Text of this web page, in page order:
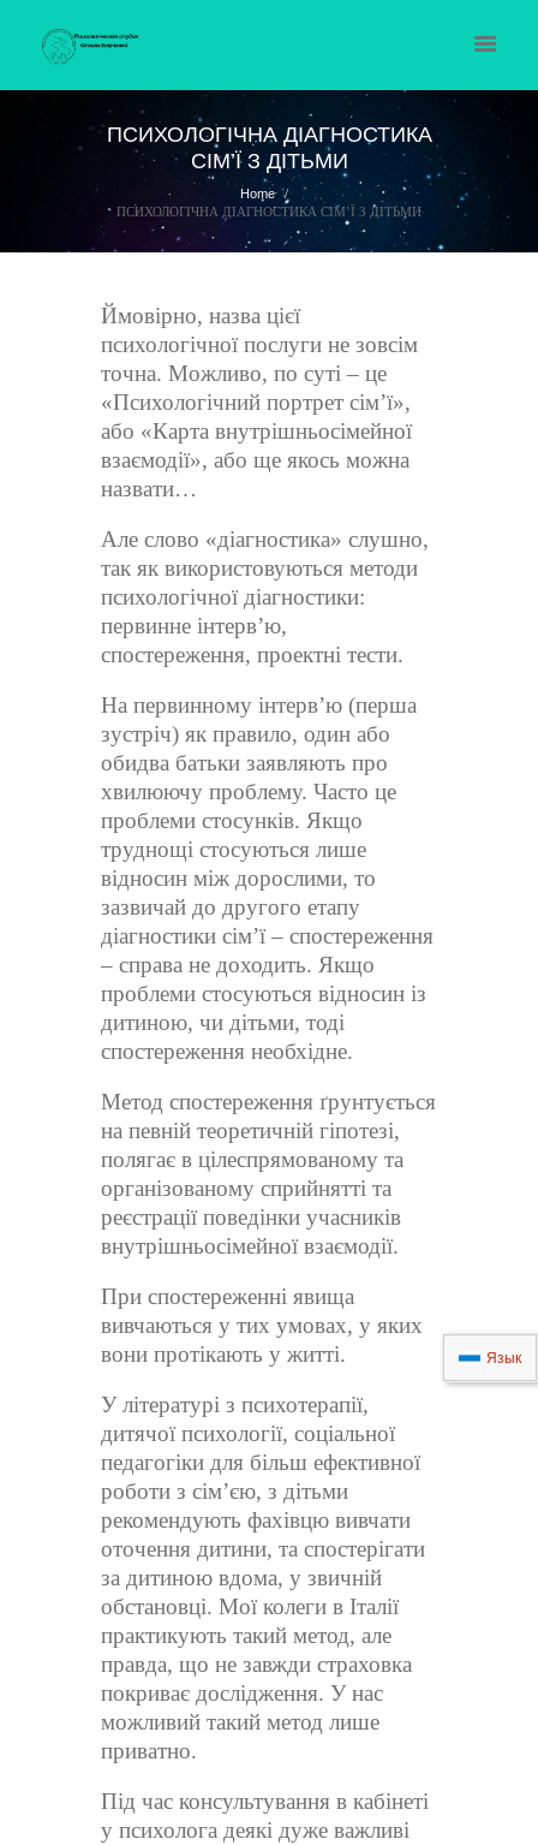
ПСИХОЛОГІЧНА ДІАГНОСТИКА
СІМ’Ї З ДІТЬМИ
Home
ПСИХОЛОГІЧНА ДІАГНОСТИКА СІМ’Ї З ДІТЬМИ
Ймовірно, назва цієї
психологічної послуги не зовсім
точна. Можливо, по суті – це
«Психологічний портрет сім’ї»,
або «Карта внутрішньосімейної
взаємодії», або ще якось можна
назвати…
Але слово «діагностика» слушно,
так як використовуються методи
психологічної діагностики:
первинне інтерв’ю,
спостереження, проектні тести.
На первинному інтерв’ю (перша
зустріч) як правило, один або
обидва батьки заявляють про
хвилюючу проблему. Часто це
проблеми стосунків. Якщо
труднощі стосуються лише
відносин між дорослими, то
зазвичай до другого етапу
діагностики сім’ї – спостереження
– справа не доходить. Якщо
проблеми стосуються відносин із
дитиною, чи дітьми, тоді
спостереження необхідне.
Метод спостереження ґрунтується
на певній теоретичній гіпотезі,
полягає в цілеспрямованому та
організованому сприйнятті та
реєстрації поведінки учасників
внутрішньосімейної взаємодії.
При спостереженні явища
вивчаються у тих умовах, у яких
вони протікають у житті.
У літературі з психотерапії,
дитячої психології, соціальної
педагогіки для більш ефективної
роботи з сім’єю, з дітьми
рекомендують фахівцю вивчати
оточення дитини, та спостерігати
за дитиною вдома, у звичній
обстановці. Мої колеги в Італії
практикують такий метод, але
правда, що не завжди страховка
покриває дослідження. У нас
можливий такий метод лише
приватно.
Під час консультування в кабінеті
у психолога деякі дуже важливі
Язык